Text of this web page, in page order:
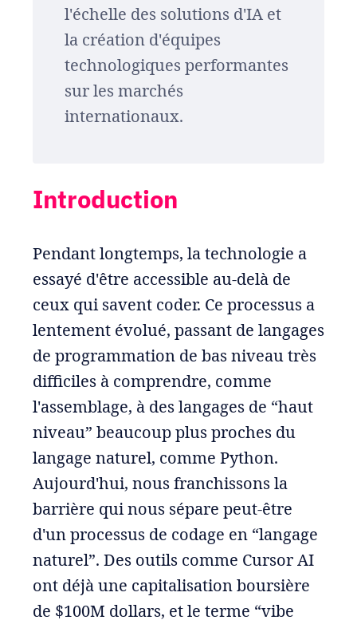
l'échelle des solutions d'IA et
la création d'équipes
technologiques performantes
sur les marchés
internationaux.
Introduction
Pendant longtemps, la technologie a
essayé d'être accessible au-delà de
ceux qui savent coder. Ce processus a
lentement évolué, passant de langages
de programmation de bas niveau très
difficiles à comprendre, comme
l'assemblage, à des langages de “haut
niveau” beaucoup plus proches du
langage naturel, comme Python.
Aujourd'hui, nous franchissons la
barrière qui nous sépare peut-être
d'un processus de codage en “langage
naturel”. Des outils comme Cursor AI
ont déjà une capitalisation boursière
de $100M dollars, et le terme “vibe